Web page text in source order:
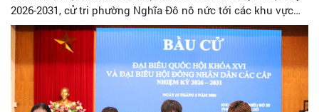
2026-2031, cử tri phường Nghĩa Đô nô nức tới các khu vực
bỏ phiếu, thực hiện quyền và nghĩa vụ công dân.